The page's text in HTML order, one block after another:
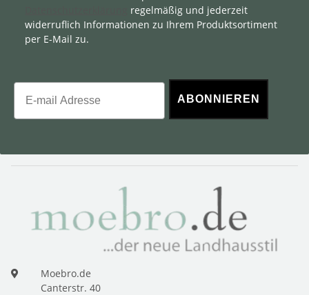
regelmäßig und jederzeit
widerruflich Informationen zu Ihrem Produktsortiment
per E-Mail zu.
Email
ABONNIEREN
Moebro.de
Canterstr. 40